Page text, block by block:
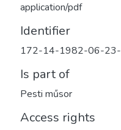
application/pdf
Identifier
172-14-1982-06-
Is part of
Pesti műsor
Access rights